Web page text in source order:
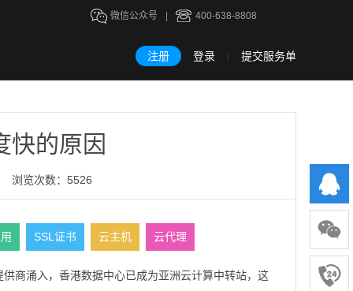
400-638-8808
微信公众号
注册 登录 | 提交服务单
快的原因
浏览次数：5526
SSL证书 云主机 云代理
商涌入，香港数据中心已成为亚洲云计算中转站，这